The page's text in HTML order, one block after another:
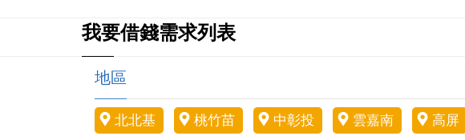
我要借錢需求列表
地區
北北基 桃竹苗 中彰投 雲嘉南 高屏